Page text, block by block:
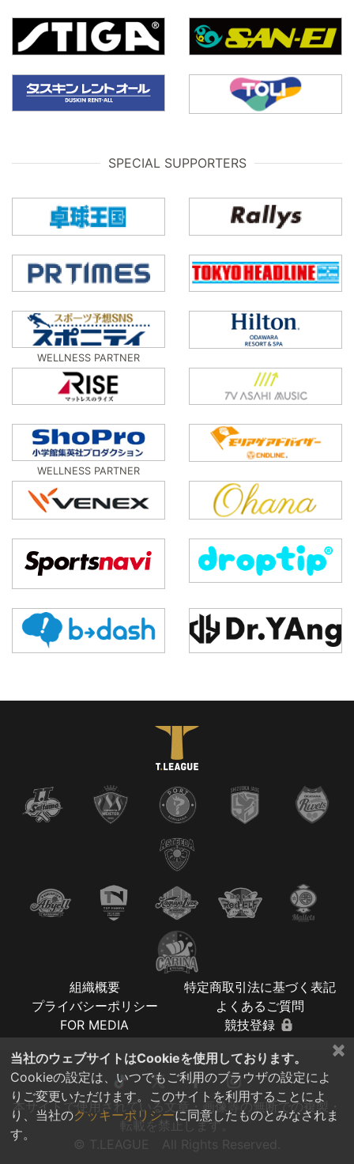
SPECIAL SUPPORTERS
WELLNESS PARTNER
WELLNESS PARTNER
組織概要
特定商取引法に基づく表記
プライバシーポリシー
よくあるご質問
FOR MEDIA
競技登録
本サイトで使用されている文章・画像等の無断での複製・
転載を禁止します。
© T.LEAGUE All Rights Reserved.
×
当社のウェブサイトはCookieを使用しております。
Cookieの設定は、いつでもご利用のブラウザの設定によ
りご変更いただけます。このサイトを利用することによ
り、当社のクッキーポリシーに同意したものとみなされま
す。